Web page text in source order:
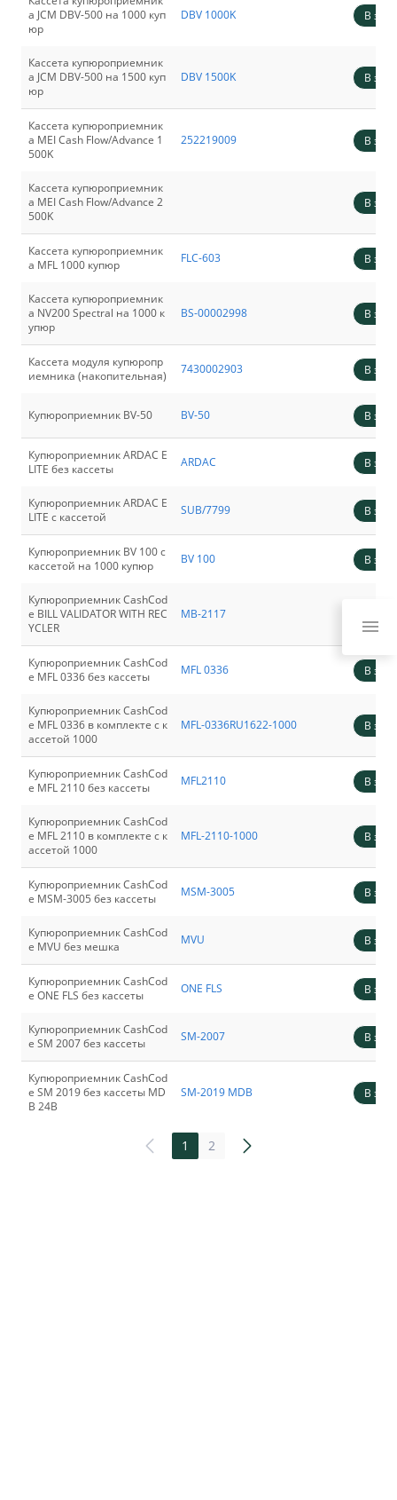
а JCM DBV-500 на 1000 куп
юр
DBV 1000K В
Кассета купюроприемник
а JCM DBV-500 на 1500 куп
юр
DBV 1500K В
Кассета купюроприемник
а MEI Cash Flow/Advance 1
500K
252219009 В
Кассета купюроприемник
а MEI Cash Flow/Advance 2
500K
В
Кассета купюроприемник
а MFL 1000 купюр
FLC-603 В
Кассета купюроприемник
а NV200 Spectral на 1000 к
упюр
BS-00002998 В
Кассета модуля купюропр
иемника (накопительная)
7430002903 В
Купюроприемник BV-50 BV-50 В
Купюроприемник ARDAC E
LITE без кассеты
ARDAC В
Купюроприемник ARDAC E
LITE с кассетой
SUB/7799 В
Купюроприемник BV 100 с
кассетой на 1000 купюр
BV 100 В
Купюроприемник CashCod
e BILL VALIDATOR WITH REC
YCLER
MB-2117
Купюроприемник CashCod
e MFL 0336 без кассеты
MFL 0336 В
Купюроприемник CashCod
e MFL 0336 в комплекте c к
ассетой 1000
MFL-0336RU1622-1000 В
Купюроприемник CashCod
e MFL 2110 без кассеты
MFL2110 В
Купюроприемник CashCod
e MFL 2110 в комплекте c к
ассетой 1000
MFL-2110-1000 В
Купюроприемник CashCod
e MSM-3005 без кассеты
MSM-3005 В
Купюроприемник CashCod
e MVU без мешка
MVU В
Купюроприемник CashCod
e ONE FLS без кассеты
ONE FLS В
Купюроприемник CashCod
e SM 2007 без кассеты
SM-2007 В
Купюроприемник CashCod
e SM 2019 без кассеты MD
B 24B
SM-2019 MDB В
1 2